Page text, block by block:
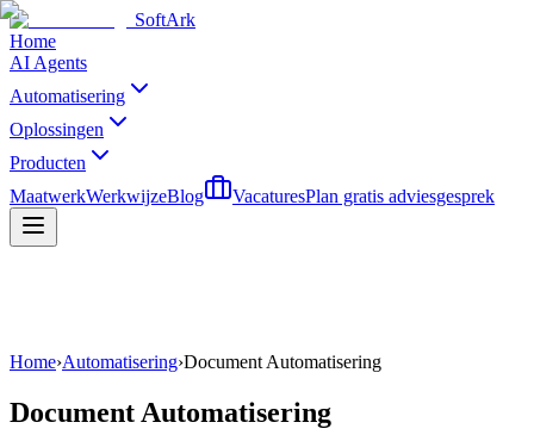
SoftArk
Home
AI Agents
Automatisering
Oplossingen
Producten
MaatwerkWerkwijzeBlog VacaturesPlan gratis adviesgesprek
Home›Automatisering›Document Automatisering
Document Automatisering